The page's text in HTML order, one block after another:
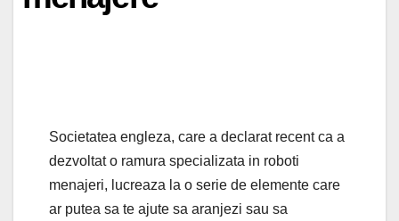
Societatea engleza, care a declarat recent ca a
dezvoltat o ramura specializata in roboti
menajeri, lucreaza la o serie de elemente care
ar putea sa te ajute sa aranjezi sau sa